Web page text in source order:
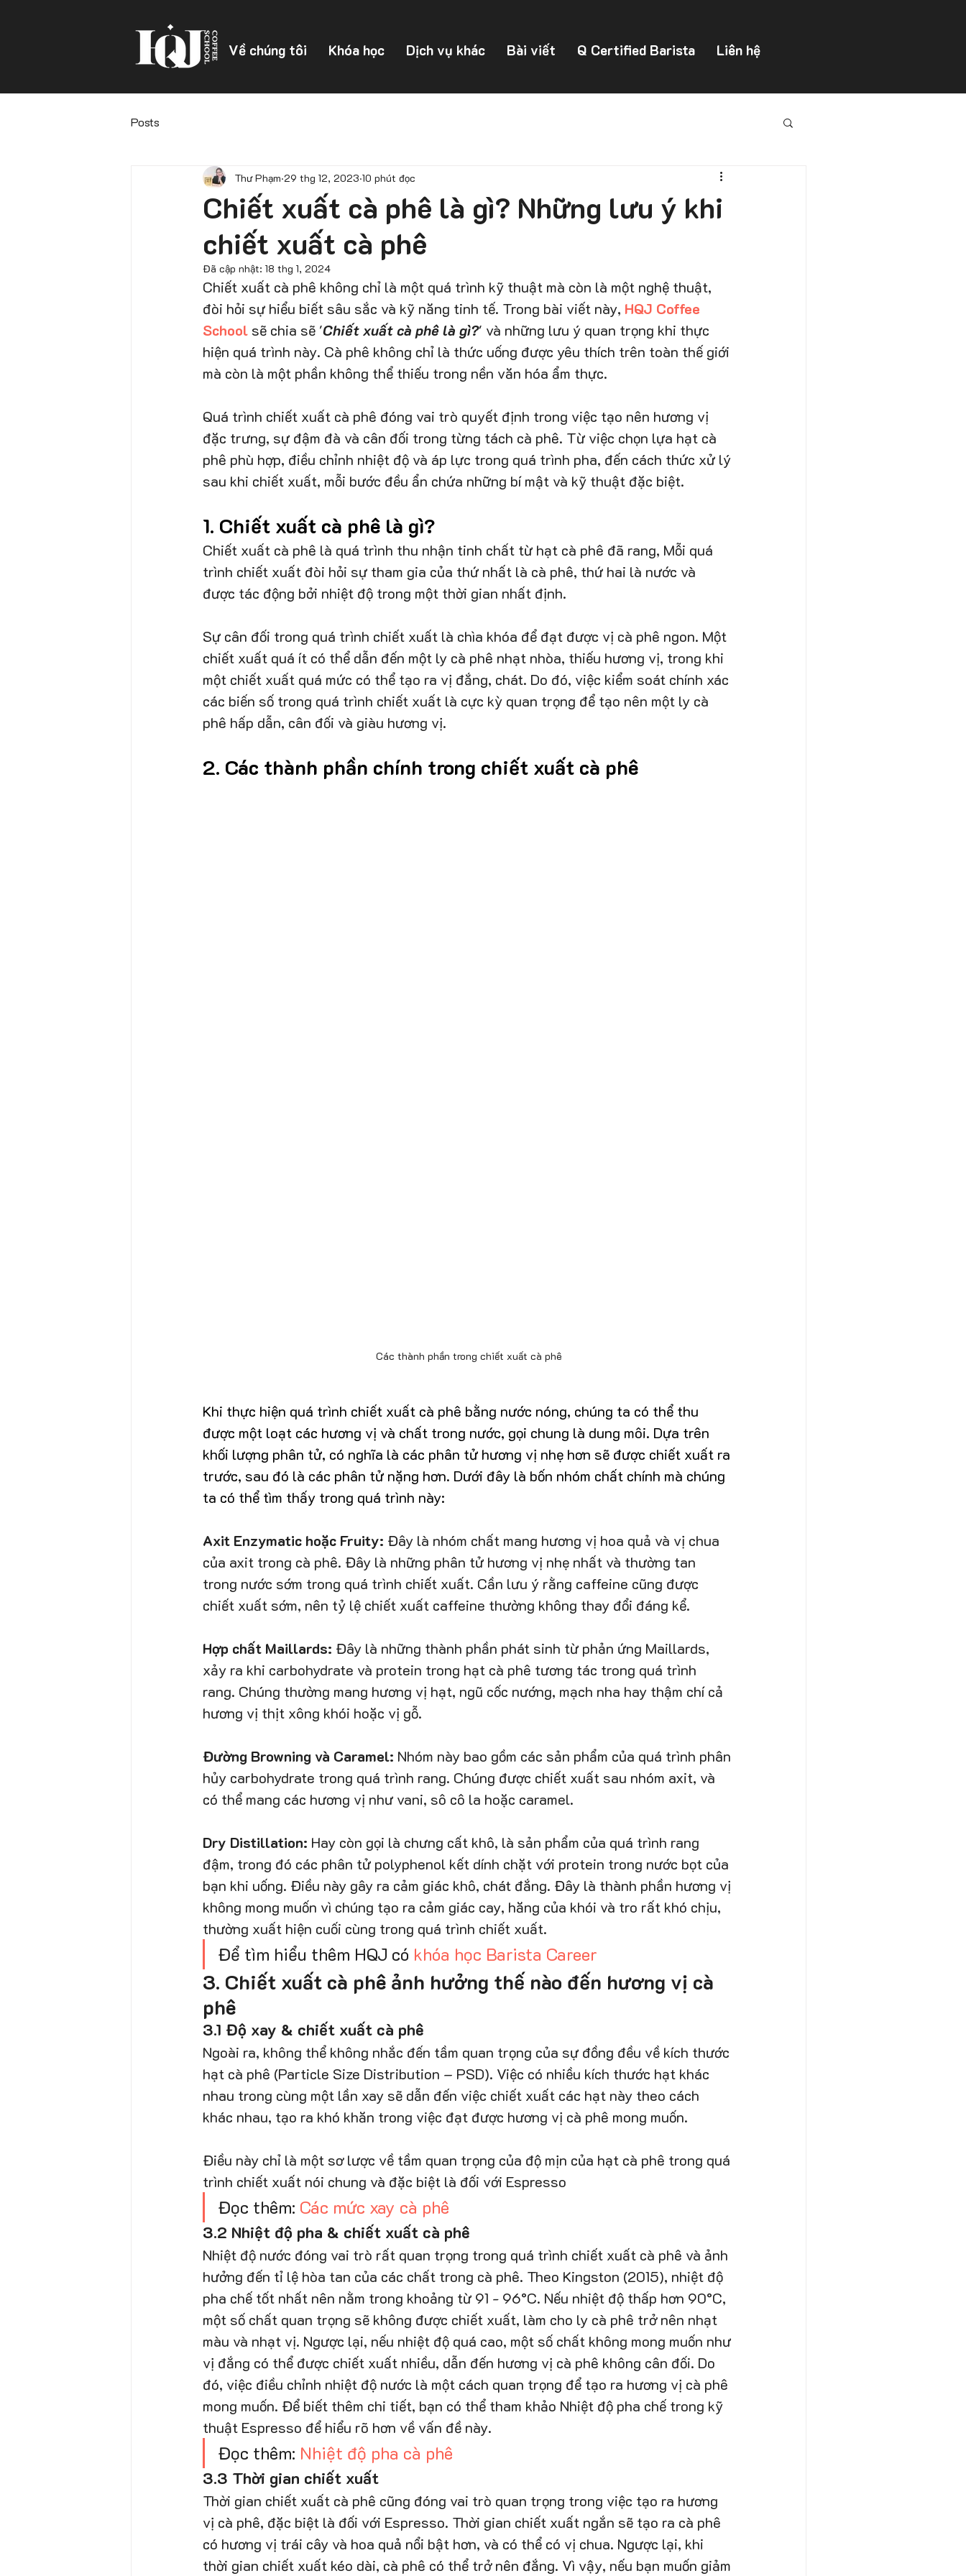
Về chúng tôi Khóa học Dịch vụ khác Bài viết Q Certified Barista Liên hệ
Posts
Chiết xuất cà phê là gì? Những lưu ý khi
chiết xuất cà phê
Thư Phạm 29 thg 12, 2023 10 phút đọc
Đã cập nhật: 18 thg 1, 2024
Chiết xuất cà phê không chỉ là một quá trình kỹ thuật mà còn là một nghệ thuật,
đòi hỏi sự hiểu biết sâu sắc và kỹ năng tinh tế. Trong bài viết này, HQJ Coffee
School sẽ chia sẽ 'Chiết xuất cà phê là gì?' và những lưu ý quan trọng khi thực
hiện quá trình này. Cà phê không chỉ là thức uống được yêu thích trên toàn thế giới
mà còn là một phần không thể thiếu trong nền văn hóa ẩm thực.
Quá trình chiết xuất cà phê đóng vai trò quyết định trong việc tạo nên hương vị
đặc trưng, sự đậm đà và cân đối trong từng tách cà phê. Từ việc chọn lựa hạt cà
phê phù hợp, điều chỉnh nhiệt độ và áp lực trong quá trình pha, đến cách thức xử lý
sau khi chiết xuất, mỗi bước đều ẩn chứa những bí mật và kỹ thuật đặc biệt.
1. Chiết xuất cà phê là gì?
Chiết xuất cà phê là quá trình thu nhận tinh chất từ hạt cà phê đã rang, Mỗi quá
trình chiết xuất đòi hỏi sự tham gia của thứ nhất là cà phê, thứ hai là nước và
được tác động bởi nhiệt độ trong một thời gian nhất định.
Sự cân đối trong quá trình chiết xuất là chìa khóa để đạt được vị cà phê ngon. Một
chiết xuất quá ít có thể dẫn đến một ly cà phê nhạt nhòa, thiếu hương vị, trong khi
một chiết xuất quá mức có thể tạo ra vị đắng, chát. Do đó, việc kiểm soát chính xác
các biến số trong quá trình chiết xuất là cực kỳ quan trọng để tạo nên một ly cà
phê hấp dẫn, cân đối và giàu hương vị.
2. Các thành phần chính trong chiết xuất cà phê
Các thành phần trong chiết xuất cà phê
Khi thực hiện quá trình chiết xuất cà phê bằng nước nóng, chúng ta có thể thu
được một loạt các hương vị và chất trong nước, gọi chung là dung môi. Dựa trên
khối lượng phân tử, có nghĩa là các phân tử hương vị nhẹ hơn sẽ được chiết xuất ra
trước, sau đó là các phân tử nặng hơn. Dưới đây là bốn nhóm chất chính mà chúng
ta có thể tìm thấy trong quá trình này:
Axit Enzymatic hoặc Fruity: Đây là nhóm chất mang hương vị hoa quả và vị chua
của axit trong cà phê. Đây là những phân tử hương vị nhẹ nhất và thường tan
trong nước sớm trong quá trình chiết xuất. Cần lưu ý rằng caffeine cũng được
chiết xuất sớm, nên tỷ lệ chiết xuất caffeine thường không thay đổi đáng kể.
Hợp chất Maillards: Đây là những thành phần phát sinh từ phản ứng Maillards,
xảy ra khi carbohydrate và protein trong hạt cà phê tương tác trong quá trình
rang. Chúng thường mang hương vị hạt, ngũ cốc nướng, mạch nha hay thậm chí cả
hương vị thịt xông khói hoặc vị gỗ.
Đường Browning và Caramel: Nhóm này bao gồm các sản phẩm của quá trình phân
hủy carbohydrate trong quá trình rang. Chúng được chiết xuất sau nhóm axit, và
có thể mang các hương vị như vani, sô cô la hoặc caramel.
Dry Distillation: Hay còn gọi là chưng cất khô, là sản phẩm của quá trình rang
đậm, trong đó các phân tử polyphenol kết dính chặt với protein trong nước bọt của
bạn khi uống. Điều này gây ra cảm giác khô, chát đắng. Đây là thành phần hương vị
không mong muốn vì chúng tạo ra cảm giác cay, hăng của khói và tro rất khó chịu,
thường xuất hiện cuối cùng trong quá trình chiết xuất.
Để tìm hiểu thêm HQJ có khóa học Barista Career
3. Chiết xuất cà phê ảnh hưởng thế nào đến hương vị cà
phê
3.1 Độ xay & chiết xuất cà phê
Ngoài ra, không thể không nhắc đến tầm quan trọng của sự đồng đều về kích thước
hạt cà phê (Particle Size Distribution – PSD). Việc có nhiều kích thước hạt khác
nhau trong cùng một lần xay sẽ dẫn đến việc chiết xuất các hạt này theo cách
khác nhau, tạo ra khó khăn trong việc đạt được hương vị cà phê mong muốn.
Điều này chỉ là một sơ lược về tầm quan trọng của độ mịn của hạt cà phê trong quá
trình chiết xuất nói chung và đặc biệt là đối với Espresso
Đọc thêm: Các mức xay cà phê
3.2 Nhiệt độ pha & chiết xuất cà phê
Nhiệt độ nước đóng vai trò rất quan trọng trong quá trình chiết xuất cà phê và ảnh
hưởng đến tỉ lệ hòa tan của các chất trong cà phê. Theo Kingston (2015), nhiệt độ
pha chế tốt nhất nên nằm trong khoảng từ 91 - 96°C. Nếu nhiệt độ thấp hơn 90°C,
một số chất quan trọng sẽ không được chiết xuất, làm cho ly cà phê trở nên nhạt
màu và nhạt vị. Ngược lại, nếu nhiệt độ quá cao, một số chất không mong muốn như
vị đắng có thể được chiết xuất nhiều, dẫn đến hương vị cà phê không cân đối. Do
đó, việc điều chỉnh nhiệt độ nước là một cách quan trọng để tạo ra hương vị cà phê
mong muốn. Để biết thêm chi tiết, bạn có thể tham khảo Nhiệt độ pha chế trong kỹ
thuật Espresso để hiểu rõ hơn về vấn đề này.
Đọc thêm: Nhiệt độ pha cà phê
3.3 Thời gian chiết xuất
Thời gian chiết xuất cà phê cũng đóng vai trò quan trọng trong việc tạo ra hương
vị cà phê, đặc biệt là đối với Espresso. Thời gian chiết xuất ngắn sẽ tạo ra cà phê
có hương vị trái cây và hoa quả nổi bật hơn, và có thể có vị chua. Ngược lại, khi
thời gian chiết xuất kéo dài, cà phê có thể trở nên đắng. Vì vậy, nếu bạn muốn giảm